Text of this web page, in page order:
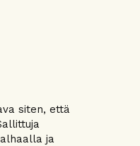
siten, että
ja